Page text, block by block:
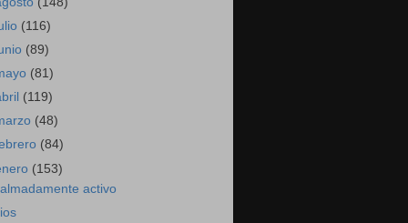
(116)
(89)
(81)
(119)
(48)
(84)
(153)
activo